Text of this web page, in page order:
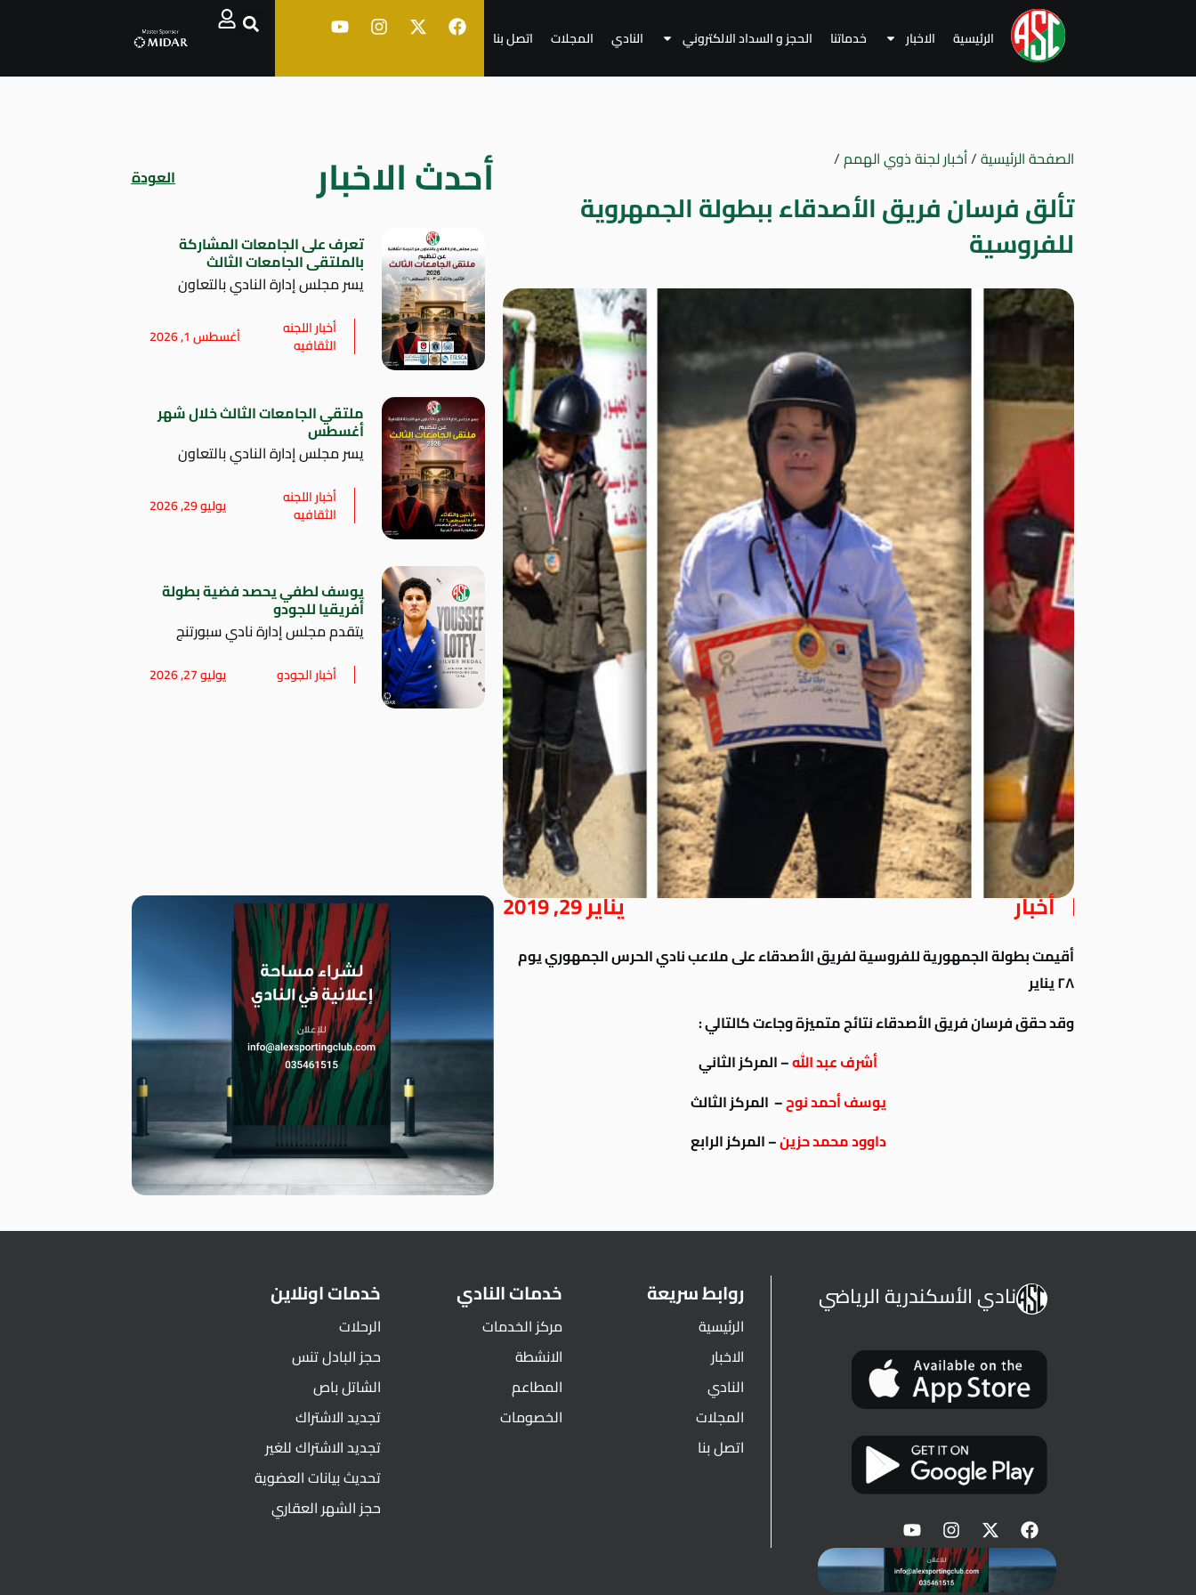
الرئيسية الاخبار خدماتنا الحجز و السداد الالكتروني النادي المجلات اتصل بنا
الصفحة الرئيسية/أخبار لجنة ذوي الهمم/
تألق فرسان فريق الأصدقاء ببطولة الجمهروية
للفروسية
أخبار يناير 29, 2019
أقيمت بطولة الجمهورية للفروسية لفريق الأصدقاء على ملاعب نادي الحرس الجمهوري يوم
٢٨ يناير
وقد حقق فرسان فريق الأصدقاء نتائج متميزة وجاءت كالتالي :
أشرف عبد الله– المركز الثاني
يوسف أحمد نوح– المركز الثالث
داوود محمد حزين– المركز الرابع
أحدث الاخبار العودة
تعرف على الجامعات المشاركة
بالملتقى الجامعات الثالث
يسر مجلس إدارة النادي بالتعاون
أخبار اللجنه
الثقافيه أغسطس 1, 2026
ملتقي الجامعات الثالث خلال شهر
أغسطس
يسر مجلس إدارة النادي بالتعاون
أخبار اللجنه
الثقافيه يوليو 29, 2026
يوسف لطفي يحصد فضية بطولة
أفريقيا للجودو
يتقدم مجلس إدارة نادي سبورتنج
أخبار الجودو يوليو 27, 2026
نادي الأسكندرية الرياضي روابط سريعة
الرئيسية
الاخبار
النادي
المجلات
اتصل بنا
خدمات النادي
مركز الخدمات
الانشطة
المطاعم
الخصومات
خدمات اونلاين
الرحلات
حجز البادل تنس
الشاتل باص
تجديد الاشتراك
تجديد الاشتراك للغير
تحديث بيانات العضوية
حجز الشهر العقاري